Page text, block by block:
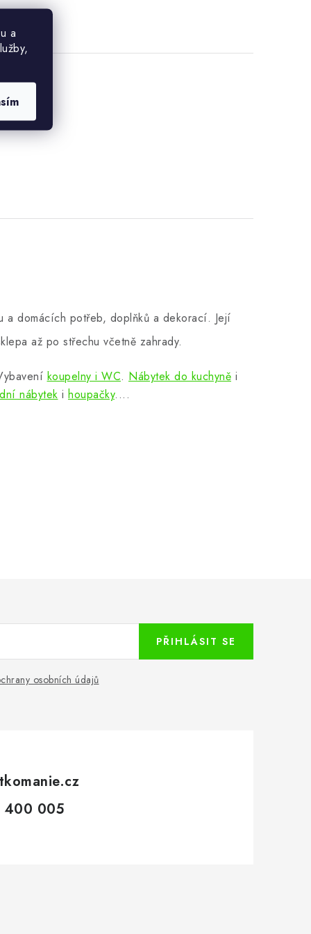
a
a domácích potřeb, doplňků a dekorací. Její
až po střechu včetně zahrady.
koupelny i WC. Nábytek do kuchyně i
nábytek i houpačky....
osobních údajů
PŘIHLÁSIT SE
005